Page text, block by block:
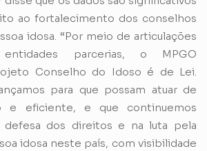
ao fortalecimento dos conselhos
idosa. “Por meio de articulações
parcerias, o MPGO
Conselho do Idoso é de Lei.
para que possam atuar de
e eficiente, e que continuemos
defesa dos direitos e na luta pela
idosa neste país, com visibilidade